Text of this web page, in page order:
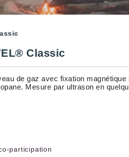
Classic
de gaz avec fixation
Mesure par ultrason en
participation